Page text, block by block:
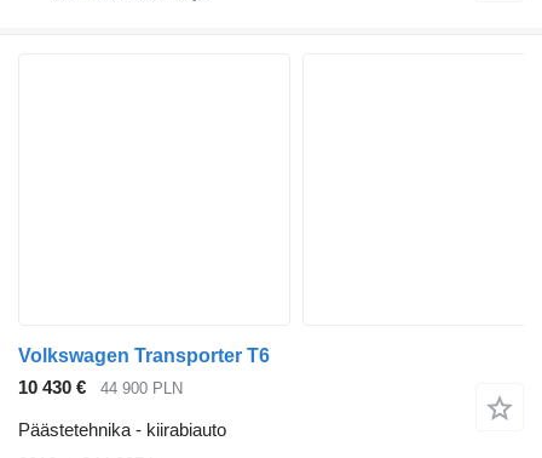
Volkswagen Transporter T6
10 430 €
44 900 PLN
Päästetehnika - kiirabiauto